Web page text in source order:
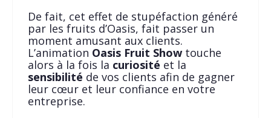
De fait, cet effet de stupéfaction généré
par les fruits d’Oasis, fait passer un
moment amusant aux clients.
L’animation Oasis Fruit Show touche
alors à la fois la curiosité et la
sensibilité de vos clients afin de gagner
leur cœur et leur confiance en votre
entreprise.